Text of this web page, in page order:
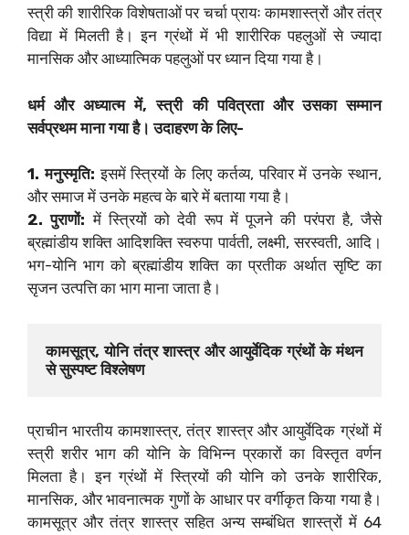
स्त्री की शारीरिक विशेषताओं पर चर्चा प्रायः कामशास्त्रों और तंत्र
विद्या में मिलती है। इन ग्रंथों में भी शारीरिक पहलुओं से ज्यादा
मानसिक और आध्यात्मिक पहलुओं पर ध्यान दिया गया है।
धर्म और अध्यात्म में, स्त्री की पवित्रता और उसका सम्मान
सर्वप्रथम माना गया है। उदाहरण के लिए-
1. मनुस्मृति:इसमें स्त्रियों के लिए कर्तव्य, परिवार में उनके स्थान,
और समाज में उनके महत्व के बारे में बताया गया है।
2. पुराणों: में स्त्रियों को देवी रूप में पूजने की परंपरा है, जैसे
ब्रह्मांडीय शक्ति आदिशक्ति स्वरुपा पार्वती, लक्ष्मी, सरस्वती, आदि।
भग-योनि भाग को ब्रह्मांडीय शक्ति का प्रतीक अर्थात सृष्टि का
सृजन उत्पत्ति का भाग माना जाता है।
कामसूत्र, योनि तंत्र शास्त्र और आयुर्वेदिक ग्रंथों के मंथन
से सुस्पष्ट विश्लेषण
प्राचीन भारतीय कामशास्त्र, तंत्र शास्त्र और आयुर्वेदिक ग्रंथों में
स्त्री शरीर भाग की योनि के विभिन्न प्रकारों का विस्तृत वर्णन
मिलता है। इन ग्रंथों में स्त्रियों की योनि को उनके शारीरिक,
मानसिक, और भावनात्मक गुणों के आधार पर वर्गीकृत किया गया है।
कामसूत्र और तंत्र शास्त्र सहित अन्य सम्बंधित शास्त्रों में 64